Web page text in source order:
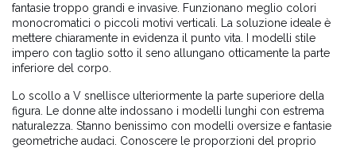
fantasie troppo grandi e invasive. Funzionano meglio colori
monocromatici o piccoli motivi verticali. La soluzione ideale è
mettere chiaramente in evidenza il punto vita. I modelli stile
impero con taglio sotto il seno allungano otticamente la parte
inferiore del corpo.
Lo scollo a V snellisce ulteriormente la parte superiore della
figura. Le donne alte indossano i modelli lunghi con estrema
naturalezza. Stanno benissimo con modelli oversize e fantasie
geometriche audaci. Conoscere le proporzioni del proprio